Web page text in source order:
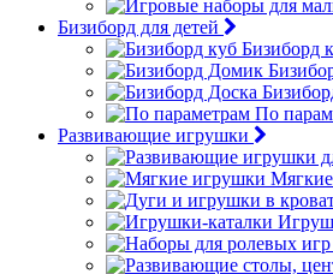
Бизиборд для детей
Бизиборд
По
Развивающие игрушки